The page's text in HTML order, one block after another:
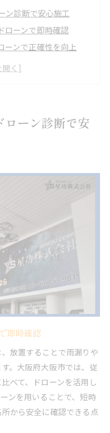
ン診断で安心施工
ローンで即時確認
ーンで正確性を向上
で工期短縮を実現
するメリットを徹底解
塗装の安全性を高める
壁塗装ドローン診断
屋根の効率的メンテ術
屋根塗装の高精度チェ
点検のポイントとは
ーンで効率的に行う方
ドローンが強い理由
ローン点検の流れ解説
向上に役立つ技術
塗装トラブル防止術
減を実現する方法
断でコストを削減
ローン診断で安
即時確認
放置することで雨漏りや
。大阪府大阪市では、従
べて、ドローンを活用し
ンを用いることで、短時
から安全に確認できる点